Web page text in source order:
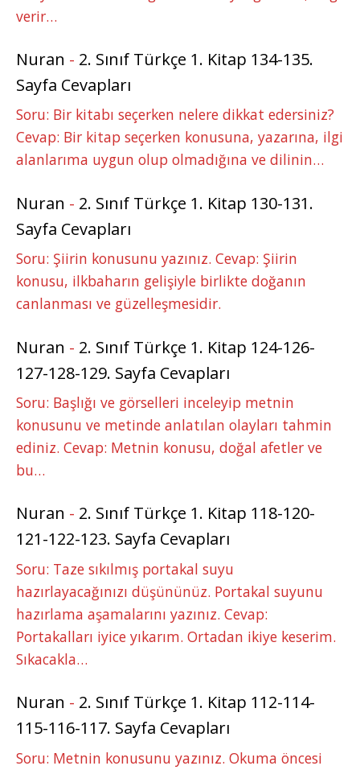
verir…
Nuran - 2. Sınıf Türkçe 1. Kitap 134-135.
Sayfa Cevapları
Soru: Bir kitabı seçerken nelere dikkat edersiniz?
Cevap: Bir kitap seçerken konusuna, yazarına, ilgi
alanlarıma uygun olup olmadığına ve dilinin…
Nuran - 2. Sınıf Türkçe 1. Kitap 130-131.
Sayfa Cevapları
Soru: Şiirin konusunu yazınız. Cevap: Şiirin
konusu, ilkbaharın gelişiyle birlikte doğanın
canlanması ve güzelleşmesidir.
Nuran - 2. Sınıf Türkçe 1. Kitap 124-126-
127-128-129. Sayfa Cevapları
Soru: Başlığı ve görselleri inceleyip metnin
konusunu ve metinde anlatılan olayları tahmin
ediniz. Cevap: Metnin konusu, doğal afetler ve
bu…
Nuran - 2. Sınıf Türkçe 1. Kitap 118-120-
121-122-123. Sayfa Cevapları
Soru: Taze sıkılmış portakal suyu
hazırlayacağınızı düşününüz. Portakal suyunu
hazırlama aşamalarını yazınız. Cevap:
Portakalları iyice yıkarım. Ortadan ikiye keserim.
Sıkacakla…
Nuran - 2. Sınıf Türkçe 1. Kitap 112-114-
115-116-117. Sayfa Cevapları
Soru: Metnin konusunu yazınız. Okuma öncesi